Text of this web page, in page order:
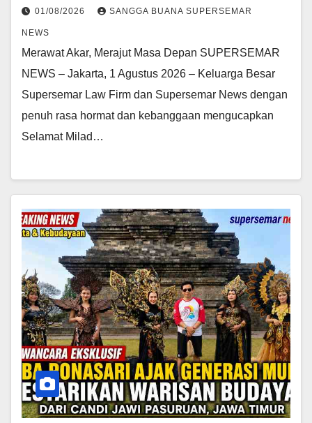
01/08/2026 SANGGA BUANA SUPERSEMAR
NEWS
Merawat Akar, Merajut Masa Depan SUPERSEMAR
NEWS – Jakarta, 1 Agustus 2026 – Keluarga Besar
Supersemar Law Firm dan Supersemar News dengan
penuh rasa hormat dan kebanggaan mengucapkan
Selamat Milad…